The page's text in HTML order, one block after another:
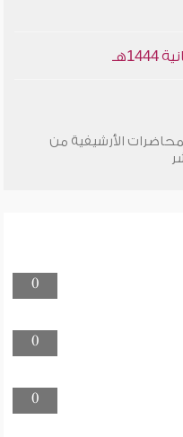
الأرشيفية من
0
0
0